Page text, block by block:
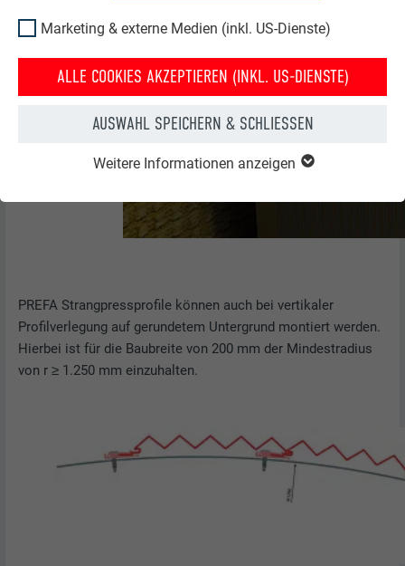
Marketing & externe Medien (inkl. US-Dienste)
ALLE COOKIES AKZEPTIEREN (INKL. US-DIENSTE)
AUSWAHL SPEICHERN & SCHLIESSEN
Weitere Informationen anzeigen
PREFA Strangpressprofile können auch bei vertikaler
Profilverlegung auf gerundetem Untergrund montiert werden.
Hierbei ist für die Baubreite von 200 mm der Mindestradius
von r ≥ 1.250 mm einzuhalten.